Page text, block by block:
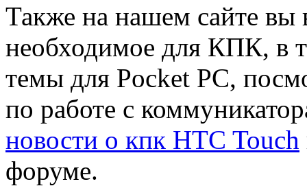
Также на нашем сайте вы
необходимое для КПК, в
темы для Pocket PC,
по работе с
новости о кпк HTC Touch
форуме.